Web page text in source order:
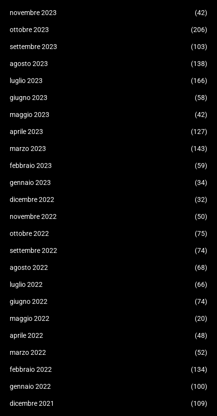
novembre 2023 (42)
ottobre 2023 (206)
settembre 2023 (103)
agosto 2023 (138)
luglio 2023 (166)
giugno 2023 (58)
maggio 2023 (42)
aprile 2023 (127)
marzo 2023 (143)
febbraio 2023 (59)
gennaio 2023 (34)
dicembre 2022 (32)
novembre 2022 (50)
ottobre 2022 (75)
settembre 2022 (74)
agosto 2022 (68)
luglio 2022 (66)
giugno 2022 (74)
maggio 2022 (20)
aprile 2022 (48)
marzo 2022 (52)
febbraio 2022 (134)
gennaio 2022 (100)
dicembre 2021 (109)